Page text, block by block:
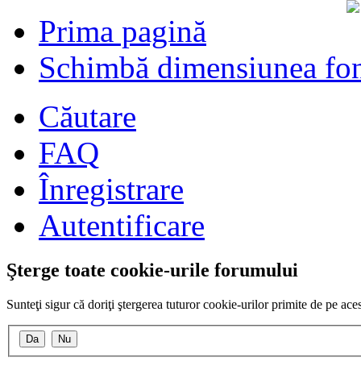
Prima pagină
Schimbă dimensiunea
Căutare
FAQ
Înregistrare
Autentificare
Şterge toate cookie-urile forumului
Sunteţi sigur că doriţi ştergerea tuturor cookie-urilor primite de pe